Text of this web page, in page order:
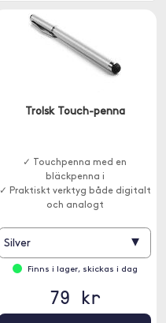
Trolsk Touch-penna
✓ Touchpenna med en
bläckpenna i
✓ Praktiskt verktyg både digitalt
och analogt
Silver ▾
Finns i lager, skickas i dag
79 kr